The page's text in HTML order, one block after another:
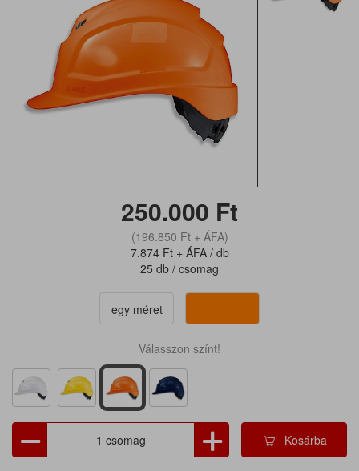
250.000 Ft
(196.850 Ft+ ÁFA)
7.874 Ft+ ÁFA / db
25 db / csomag
egy méret
Válasszon színt!
Kosárba